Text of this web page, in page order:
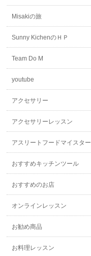
Misakiの旅
Sunny KichenのＨＰ
Team Do M
youtube
アクセサリー
アクセサリーレッスン
アスリートフードマイスター
おすすめキッチンツール
おすすめのお店
オンラインレッスン
お勧め商品
お料理レッスン